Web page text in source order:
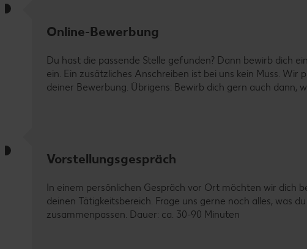
Online-Bewerbung
Du hast die passende Stelle gefunden? Dann bewirb dich
ein. Ein zusätzliches Anschreiben ist bei uns kein Muss.
deiner Bewerbung. Übrigens: Bewirb dich gern auch dann,
Vorstellungsgespräch
In einem persönlichen Gespräch vor Ort möchten wir dich
deinen Tätigkeitsbereich. Frage uns gerne noch alles, was
zusammenpassen. Dauer: ca. 30-90 Minuten